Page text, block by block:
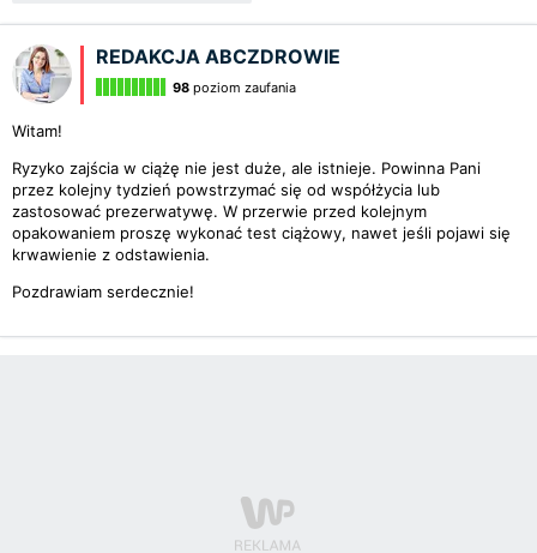
REDAKCJA ABCZDROWIE
98 poziom zaufania
Witam!
Ryzyko zajścia w ciążę nie jest duże, ale istnieje. Powinna Pani
przez kolejny tydzień powstrzymać się od współżycia lub
zastosować prezerwatywę. W przerwie przed kolejnym
opakowaniem proszę wykonać test ciążowy, nawet jeśli pojawi się
krwawienie z odstawienia.
Pozdrawiam serdecznie!